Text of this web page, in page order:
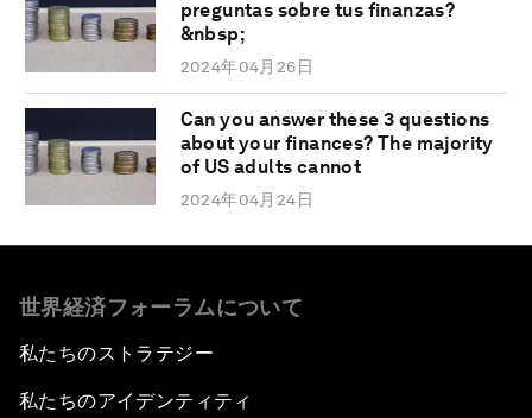
preguntas sobre tus finanzas?
&nbsp;
2024年04月26日
Can you answer these 3 questions
about your finances? The majority
of US adults cannot
2024年04月24日
世界経済フォーラムについて
私たちのストラテジー
私たちのアイデンティティ